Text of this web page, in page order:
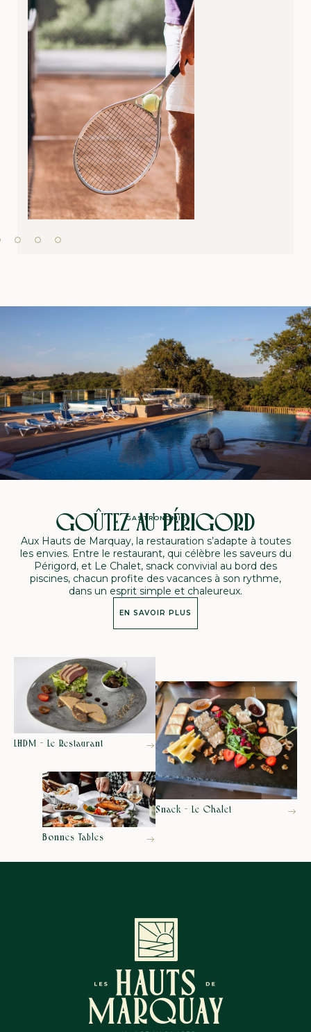
GASTRONOMIE
GOÛTEZ AU PÉRIGORD
Aux Hauts de Marquay, la restauration s’adapte à toutes
les envies. Entre le restaurant, qui célèbre les saveurs du
Périgord, et Le Chalet, snack convivial au bord des
piscines, chacun profite des vacances à son rythme,
dans un esprit simple et chaleureux.
EN SAVOIR PLUS
LHDM - Le Restaurant
Bonnes Tables
Snack - Le Chalet